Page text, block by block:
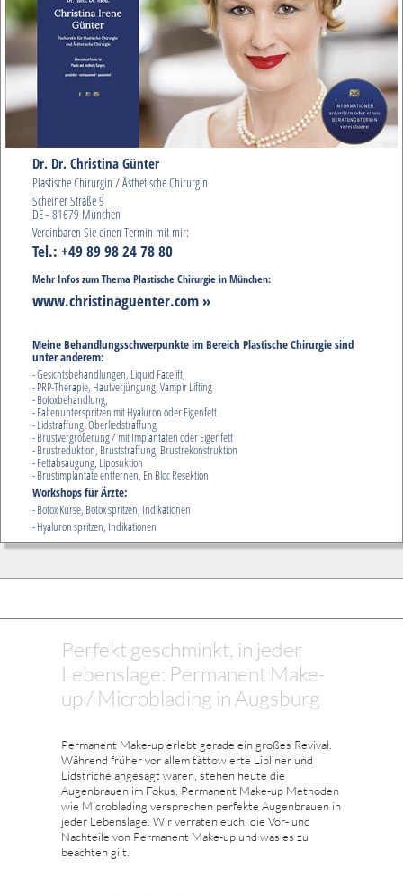
Dr. Dr. Christina Günter
Plastische Chirurgin / Ästhetische Chirurgin
Scheiner Straße 9
DE - 81679 München
Vereinbaren Sie einen Termin mit mir:
Tel.: +49 89 98 24 78 80
Mehr Infos zum Thema Plastische Chirurgie in München:
www.christinaguenter.com »
Meine Behandlungsschwerpunkte im Bereich Plastische Chirurgie sind
unter anderem:
- Gesichtsbehandlungen, Liquid Facelift,
- PRP-Therapie, Hautverjüngung, Vampir Lifting
- Botoxbehandlung,
- Faltenunterspritzen mit Hyaluron oder Eigenfett
- Lidstraffung, Oberliedstraffung
- Brustvergrößerung / mit Implantaten oder Eigenfett
- Brustreduktion, Bruststraffung, Brustrekonstruktion
- Fettabsaugung, Liposuktion
- Brustimplantate entfernen, En Bloc Resektion
Workshops für Ärzte:
- Botox Kurse, Botox spritzen, Indikationen
- Hyaluron spritzen, Indikationen
Perfekt geschminkt, in jeder
Lebenslage: Permanent Make-
up / Microblading in Augsburg
Permanent Make-up erlebt gerade ein großes Revival.
Während früher vor allem tättowierte Lipliner und
Lidstriche angesagt waren, stehen heute die
Augenbrauen im Fokus. Permanent Make-up Methoden
wie Microblading versprechen perfekte Augenbrauen in
jeder Lebenslage. Wir verraten euch, die Vor- und
Nachteile von Permanent Make-up und was es zu
beachten gilt.